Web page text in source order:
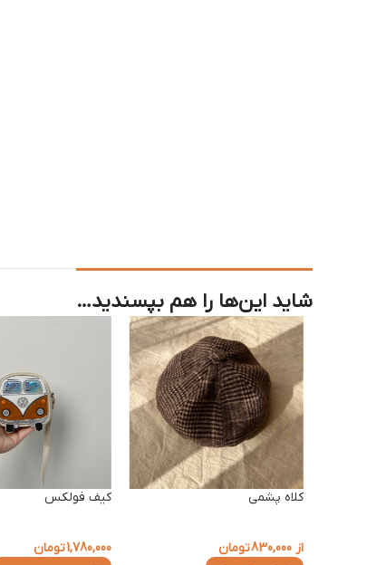
شاید این‌ها را هم بپسندید…
کلاه پشمی
از830,000تومان
کیف فولکس
1,780,000تومان